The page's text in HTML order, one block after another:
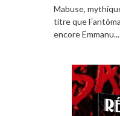
Mabuse,
titre que
encore Emmanu...